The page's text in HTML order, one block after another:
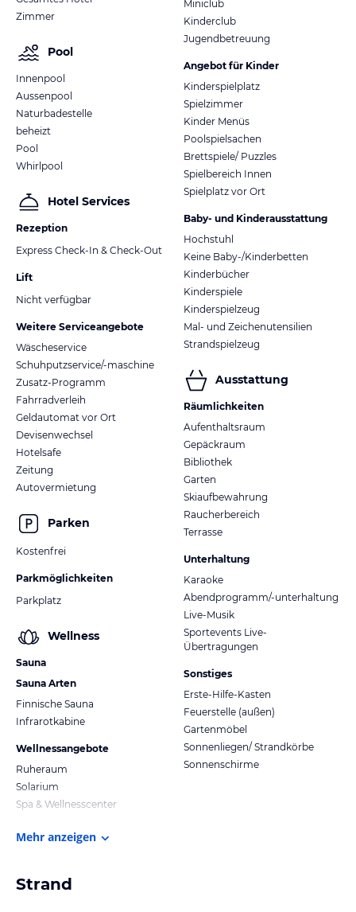
Zimmer
Pool
Innenpool
Aussenpool
Naturbadestelle
beheizt
Pool
Whirlpool
Hotel Services
Rezeption
Express Check-In & Check-Out
Lift
Nicht verfügbar
Weitere Serviceangebote
Wäscheservice
Schuhputzservice/-maschine
Zusatz-Programm
Fahrradverleih
Geldautomat vor Ort
Devisenwechsel
Hotelsafe
Zeitung
Autovermietung
Parken
Kostenfrei
Parkmöglichkeiten
Parkplatz
Wellness
Sauna
Sauna Arten
Finnische Sauna
Infrarotkabine
Wellnessangebote
Ruheraum
Solarium
Spa & Wellnesscenter
Miniclub
Kinderclub
Jugendbetreuung
Angebot für Kinder
Kinderspielplatz
Spielzimmer
Kinder Menüs
Poolspielsachen
Brettspiele/ Puzzles
Spielbereich Innen
Spielplatz vor Ort
Baby- und Kinderausstattung
Hochstuhl
Keine Baby-/Kinderbetten
Kinderbücher
Kinderspiele
Kinderspielzeug
Mal- und Zeichenutensilien
Strandspielzeug
Ausstattung
Räumlichkeiten
Aufenthaltsraum
Gepäckraum
Bibliothek
Garten
Skiaufbewahrung
Raucherbereich
Terrasse
Unterhaltung
Karaoke
Abendprogramm/-unterhaltung
Live-Musik
Sportevents Live-
Übertragungen
Sonstiges
Erste-Hilfe-Kasten
Feuerstelle (außen)
Gartenmöbel
Sonnenliegen/ Strandkörbe
Sonnenschirme
Mehr anzeigen
Strand